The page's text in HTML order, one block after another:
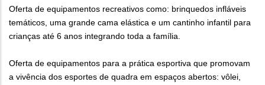
Oferta de equipamentos recreativos como: brinquedos infláveis
temáticos, uma grande cama elástica e um cantinho infantil para
crianças até 6 anos integrando toda a família.
Oferta de equipamentos para a prática esportiva que promovam
a vivência dos esportes de quadra em espaços abertos: vôlei,